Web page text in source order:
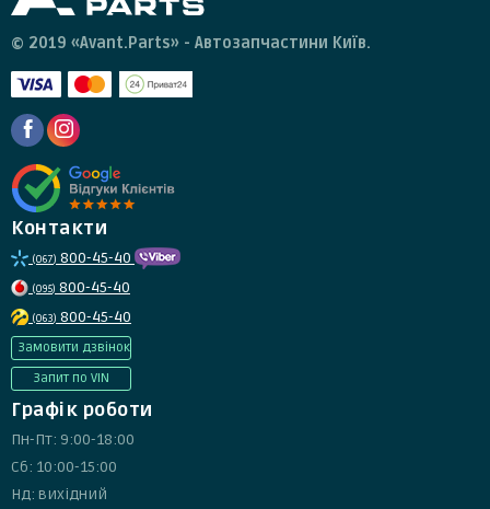
© 2019 «Avant.Parts» - Автозапчастини Київ.
Контакти
(067) 800-45-40
(095) 800-45-40
(063) 800-45-40
Замовити дзвінок
Запит по VIN
Графік роботи
Пн-Пт: 9:00-18:00
Сб: 10:00-15:00
Нд: вихідний